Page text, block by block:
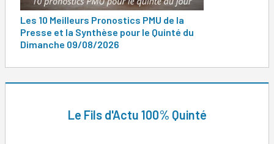
Les 10 Meilleurs Pronostics PMU de la
Presse et la Synthèse pour le Quinté du
Dimanche 09/08/2026
Le Fils d'Actu 100% Quinté